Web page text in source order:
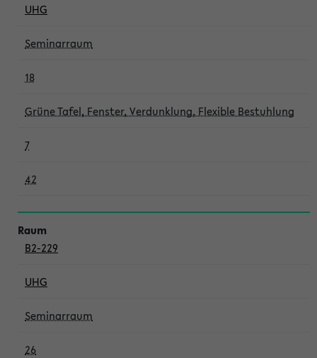
UHG
Seminarraum
18
Grüne Tafel, Fenster, Verdunklung, Flexible Bestuhlung
7
42
B2-229
UHG
Seminarraum
26